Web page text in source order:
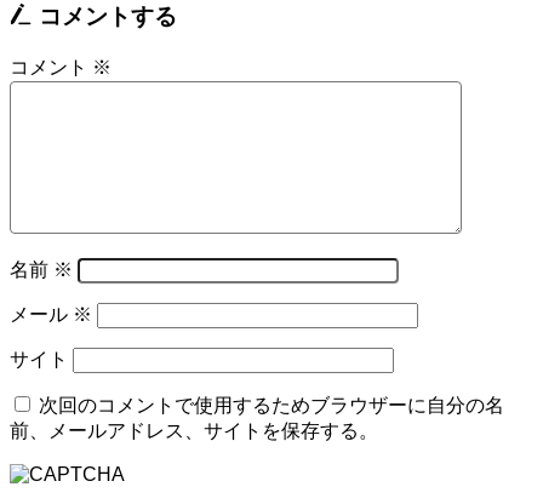
コメントする
コメント ※
名前 ※
メール ※
サイト
次回のコメントで使用するためブラウザーに自分の名
前、メールアドレス、サイトを保存する。